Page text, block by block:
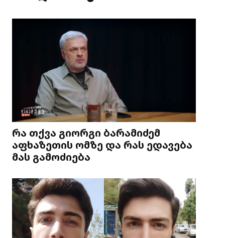
რა თქვა გიორგი ბარამიძემ
აფხაზეთის ომზე და რას ედავება
მას გამოძიება